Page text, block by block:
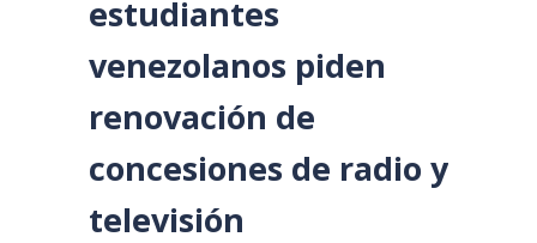
estudiantes
venezolanos piden
renovación de
concesiones de radio y
televisión